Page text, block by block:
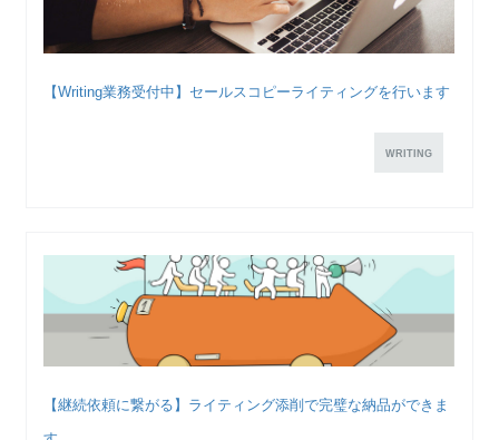
【Writing業務受付中】セールスコピーライティングを行います
WRITING
【継続依頼に繋がる】ライティング添削で完璧な納品ができま